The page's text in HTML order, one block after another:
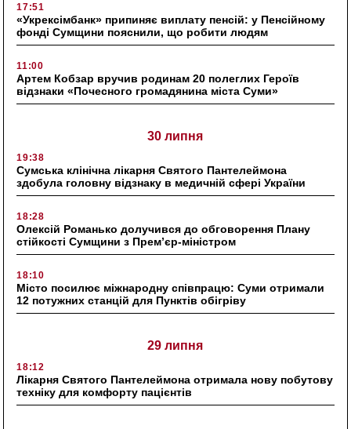
17:51
«Укрексімбанк» припиняє виплату пенсій: у Пенсійному
фонді Сумщини пояснили, що робити людям
11:00
Артем Кобзар вручив родинам 20 полеглих Героїв
відзнаки «Почесного громадянина міста Суми»
30 липня
19:38
Сумська клінічна лікарня Святого Пантелеймона
здобула головну відзнаку в медичній сфері України
18:28
Олексій Романько долучився до обговорення Плану
стійкості Сумщини з Прем’єр-міністром
18:10
Місто посилює міжнародну співпрацю: Суми отримали
12 потужних станцій для Пунктів обігріву
29 липня
18:12
Лікарня Святого Пантелеймона отримала нову побутову
техніку для комфорту пацієнтів